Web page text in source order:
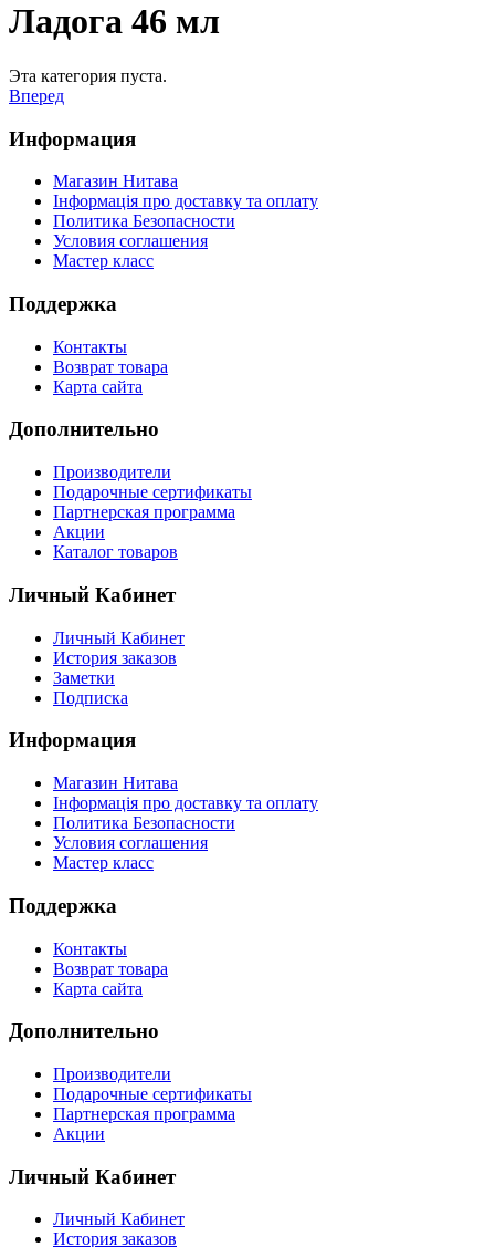
Ладога 46 мл
Эта категория пуста.
Вперед
Информация
Магазин Нитава
Інформація про доставку та оплату
Политика Безопасности
Условия соглашения
Мастер класс
Поддержка
Контакты
Возврат товара
Карта сайта
Дополнительно
Производители
Подарочные сертификаты
Партнерская программа
Акции
Каталог товаров
Личный Кабинет
Личный Кабинет
История заказов
Заметки
Подписка
Информация
Магазин Нитава
Інформація про доставку та оплату
Политика Безопасности
Условия соглашения
Мастер класс
Поддержка
Контакты
Возврат товара
Карта сайта
Дополнительно
Производители
Подарочные сертификаты
Партнерская программа
Акции
Личный Кабинет
Личный Кабинет
История заказов